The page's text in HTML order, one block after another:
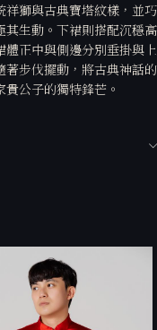
獅與古典寶塔紋樣，並巧
其生動。下裙則搭配沉穩高
正中與側邊分別垂掛與上
步伐擺動，將古典神話的
公子的獨特鋒芒。